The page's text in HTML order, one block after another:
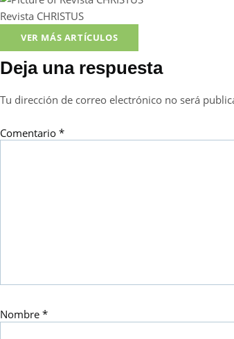
Revista CHRISTUS
VER MÁS ARTÍCULOS
Deja una respuesta
Tu dirección de correo electrónico no será
Comentario *
Nombre *